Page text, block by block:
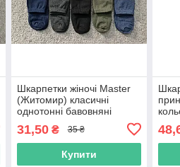
Шкарпетки жіночі Master
(Житомир) класичні
однотонні бавовняні
31,50₴ 35 ₴
Купити